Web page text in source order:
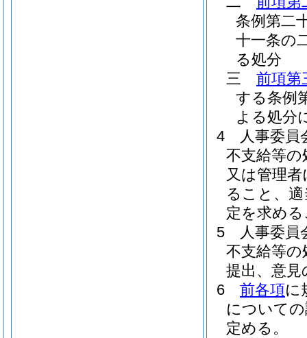
条例第二
十一条の
る処分
三
前項第
する条例
よる処分
4
人事委
不支給等
又は管理
ること、
定を求め
5
人事委
不支給等
提出、意
6
前各項に
について
定める。